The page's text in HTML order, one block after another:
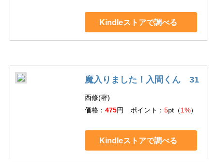
Kindleストアで調べる
魔入りました！入間くん 31
西修(著)
価格： 475円 ポイント： 5pt（1%）
Kindleストアで調べる